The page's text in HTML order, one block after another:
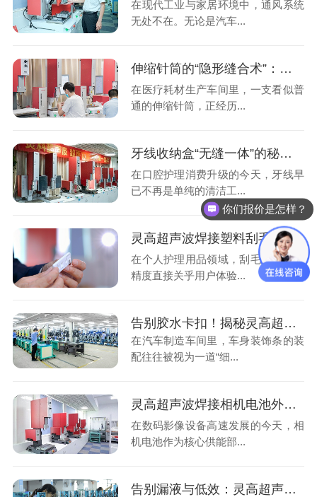
在现代工业与家居环境中，通风系统
无处不在。无论是汽车...
伸缩针筒的“隐形缝合术”：灵高超声波焊接如何重塑医疗包装品质？
在医疗耗材生产车间里，一支看似普
通的伸缩针筒，正经历...
牙线收纳盒“无缝一体”的秘密：为什么高端品牌都在用超声波焊接？
在口腔护理消费升级的今天，牙线早
已不再是单纯的清洁工...
灵高超声波焊接塑料刮毛刀：重新定义精密与卫生的制造标准
在个人护理用品领域，刮毛刀的制造
精度直接关乎用户体验...
告别胶水卡扣！揭秘灵高超声波焊接如何让车身装饰条焊得更牢、更美
在汽车制造车间里，车身装饰条的装
配往往被视为一道“细...
灵高超声波焊接相机电池外壳：高效、精密与安全的革命性突破
在数码影像设备高速发展的今天，相
机电池作为核心供能部...
告别漏液与低效：灵高超声波焊接如何重塑冷却管接头工艺？
你们报价是怎样？